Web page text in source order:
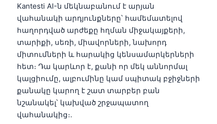
Kantesti AI-ն մեկնաբանում է արյան
վահանակի արդյունքները՝ համեմատելով
հաղորդված արժեքը հղման միջակայքերի,
տարիքի, սեռի, միավորների, նախորդ
միտումների և հարակից կենսամարկերների
հետ։ Դա կարևոր է, քանի որ մեկ աննորմալ
կալցիումը, ալբումինը կամ սպիտակ բջիջների
քանակը կարող է շատ տարբեր բան
նշանակել՝ կախված շրջապատող
վահանակից։.